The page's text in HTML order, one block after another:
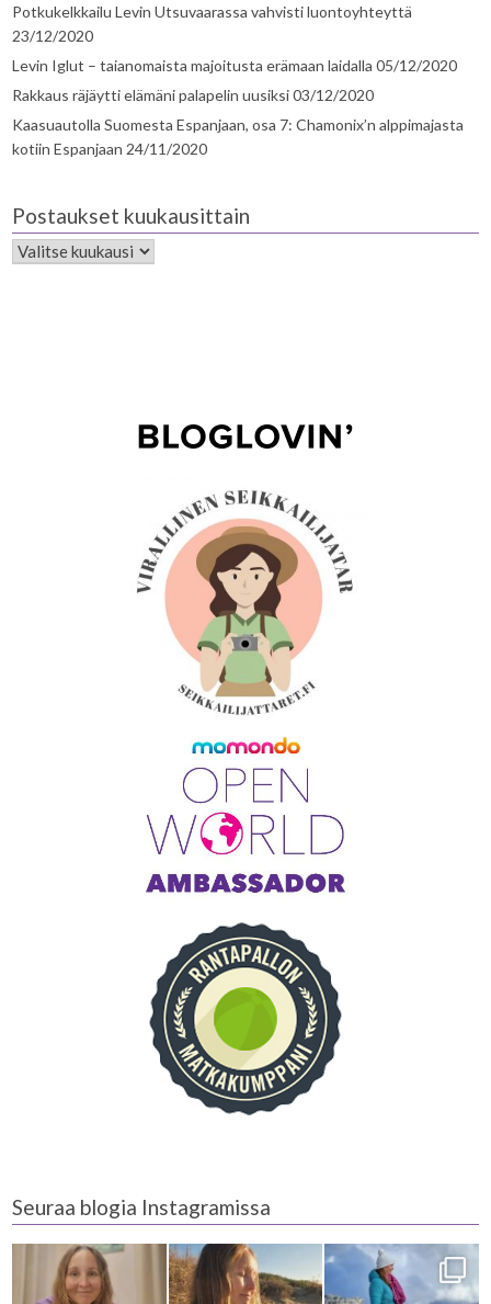
Potkukelkkailu Levin Utsuvaarassa vahvisti luontoyhteyttä
23/12/2020
Levin Iglut – taianomaista majoitusta erämaan laidalla 05/12/2020
Rakkaus räjäytti elämäni palapelin uusiksi03/12/2020
Kaasuautolla Suomesta Espanjaan, osa 7: Chamonix’n alppimajasta
kotiin Espanjaan 24/11/2020
Postaukset kuukausittain
Seuraa blogia Instagramissa